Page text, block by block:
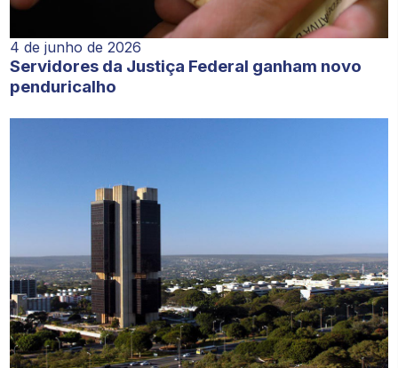
4 de junho de 2026
Servidores da Justiça Federal ganham novo
penduricalho